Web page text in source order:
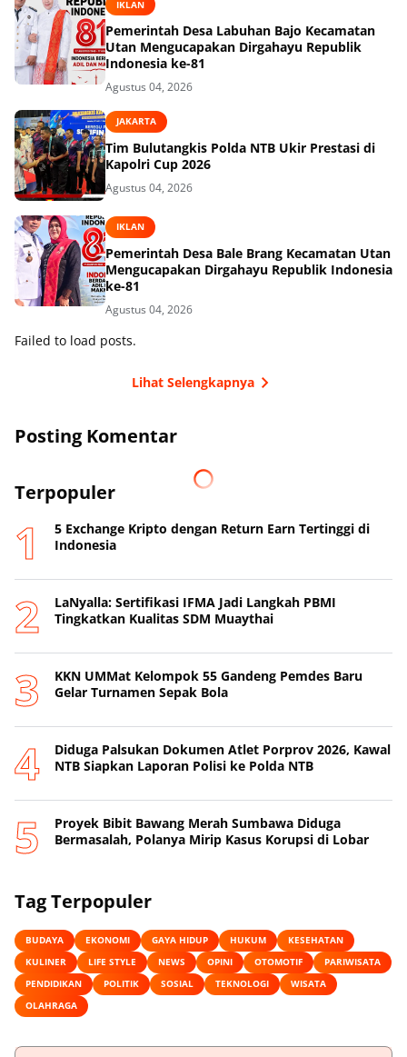
IKLAN
Pemerintah Desa Labuhan Bajo Kecamatan
Utan Mengucapakan Dirgahayu Republik
Indonesia ke-81
Agustus 04, 2026
JAKARTA
Tim Bulutangkis Polda NTB Ukir Prestasi di
Kapolri Cup 2026
Agustus 04, 2026
IKLAN
Pemerintah Desa Bale Brang Kecamatan Utan
Mengucapakan Dirgahayu Republik Indonesia
ke-81
Agustus 04, 2026
Failed to load posts.
Lihat Selengkapnya
Posting Komentar
Terpopuler
5 Exchange Kripto dengan Return Earn Tertinggi di
Indonesia
LaNyalla: Sertifikasi IFMA Jadi Langkah PBMI
Tingkatkan Kualitas SDM Muaythai
KKN UMMat Kelompok 55 Gandeng Pemdes Baru
Gelar Turnamen Sepak Bola
Diduga Palsukan Dokumen Atlet Porprov 2026, Kawal
NTB Siapkan Laporan Polisi ke Polda NTB
Proyek Bibit Bawang Merah Sumbawa Diduga
Bermasalah, Polanya Mirip Kasus Korupsi di Lobar
Tag Terpopuler
BUDAYA EKONOMI GAYA HIDUP HUKUM
KESEHATAN
KULINER
LIFE STYLE NEWS OPINI OTOMOTIF
PARIWISATA
PENDIDIKAN
POLITIK SOSIAL TEKNOLOGI
WISATA
OLAHRAGA